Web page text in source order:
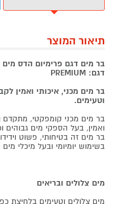
תיאור המוצר
בר מים דגם פרימיום הדס
דגם: PREMIUM
בר מים מכני, איכותי ואמין
וטעימים.
בר מים מכני קומפקטי, מתקדם
ואמין, בעל הספקי מים גבוהים
בר מים זה בטיחותי, פשוט
בשימוש יומיומי ובעל מיכלי
מים צלולים ובריאים
מים צלולים וטעימים בלחיצת